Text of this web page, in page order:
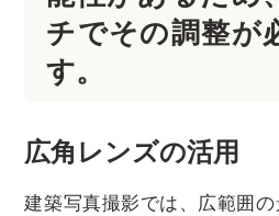
チでその調整が
す。
広角レンズの活用
建築写真撮影では、広範囲